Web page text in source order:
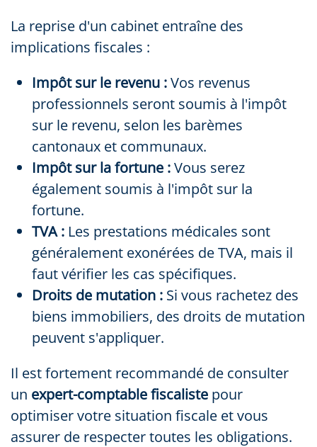
La reprise d'un cabinet entraîne des
implications fiscales :
Impôt sur le revenu :Vos revenus
professionnels seront soumis à l'impôt
sur le revenu, selon les barèmes
cantonaux et communaux.
Impôt sur la fortune :Vous serez
également soumis à l'impôt sur la
fortune.
TVA : Les prestations médicales sont
généralement exonérées de TVA, mais il
faut vérifier les cas spécifiques.
Droits de mutation : Si vous rachetez des
biens immobiliers, des droits de mutation
peuvent s'appliquer.
Il est fortement recommandé de consulter
un expert-comptable fiscaliste pour
optimiser votre situation fiscale et vous
assurer de respecter toutes les obligations.